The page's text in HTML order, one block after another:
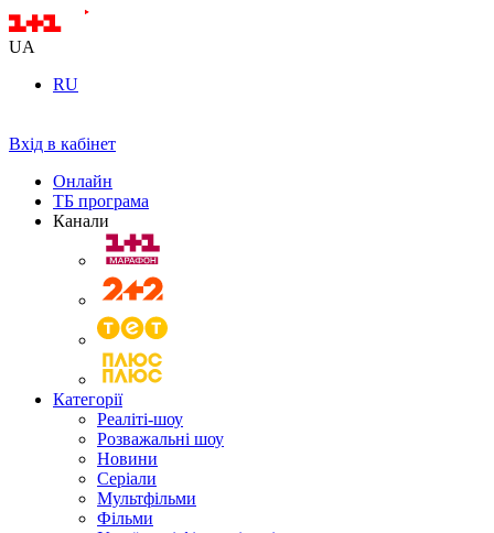
UA
RU
Вхід в кабінет
Онлайн
ТБ програма
Канали
Категорії
Реаліті-шоу
Розважальні шоу
Новини
Серіали
Мультфільми
Фільми